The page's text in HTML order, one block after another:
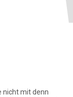
denn